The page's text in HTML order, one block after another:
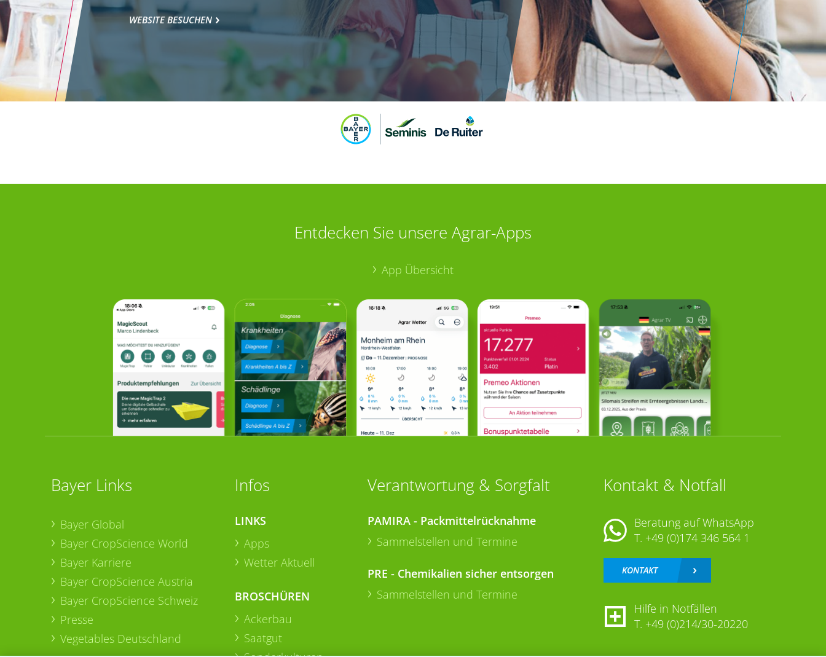
WEBSITE BESUCHEN
Entdecken Sie unsere Agrar-Apps
App Übersicht
Bayer Links
Bayer Global
Bayer CropScience World
Bayer Karriere
Bayer CropScience Austria
Bayer CropScience Schweiz
Presse
Vegetables Deutschland
Infos
LINKS
Apps
Wetter Aktuell
BROSCHÜREN
Ackerbau
Saatgut
Verantwortung & Sorgfalt
PAMIRA - Packmittelrücknahme
Sammelstellen und Termine
PRE - Chemikalien sicher entsorgen
Sammelstellen und Termine
Kontakt & Notfall
Beratung auf WhatsApp
T. +49 (0)174 346 564 1
KONTAKT
Hilfe in Notfällen
T. +49 (0)214/30-20220